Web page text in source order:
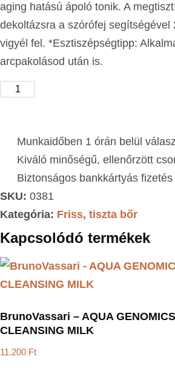
aging hatású ápoló tonik. A
dekoltázsra a szórófej segítségével
vigyél fel. *Esztiszépségtipp:
arcpakolásod után is.
Munkaidőben 1 órán belül
Kiváló minőségű, ellenőrzött
Biztonságos bankkártyás fizetés
SKU: 0381
Kategória: Friss, tiszta bőr
Kapcsolódó termékek
BrunoVassari – AQUA
CLEANSING MILK
11.200 Ft